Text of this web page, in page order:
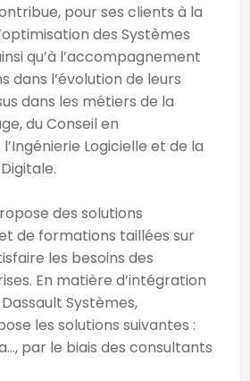
pour ses clients à la
des Systèmes
qu’à l’accompagnement
dans l’évolution de leurs
dans les métiers de la
du Conseil en
Logicielle et de la
des solutions
de formations taillées sur
les besoins des
En matière d’intégration
Systèmes,
les solutions suivantes :
par le biais des consultants